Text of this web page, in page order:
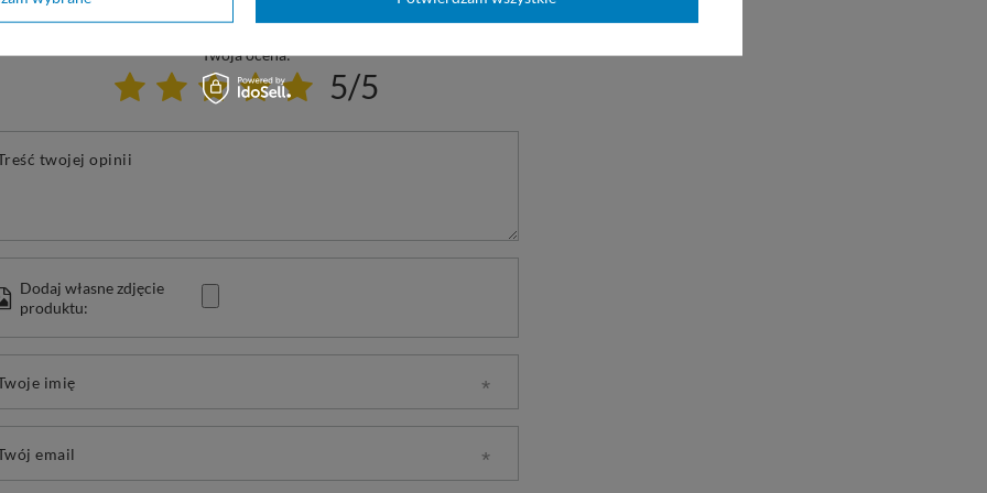
Twoja ocena:
5/5
twojej opinii
Dodaj własne zdjęcie
produktu:
imię
email